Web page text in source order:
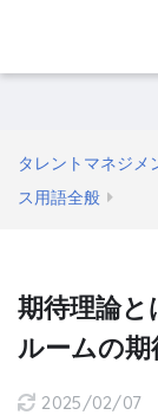
タレントマネジメ
ス用語全般
期待理論
ルームの期
2025/02/07